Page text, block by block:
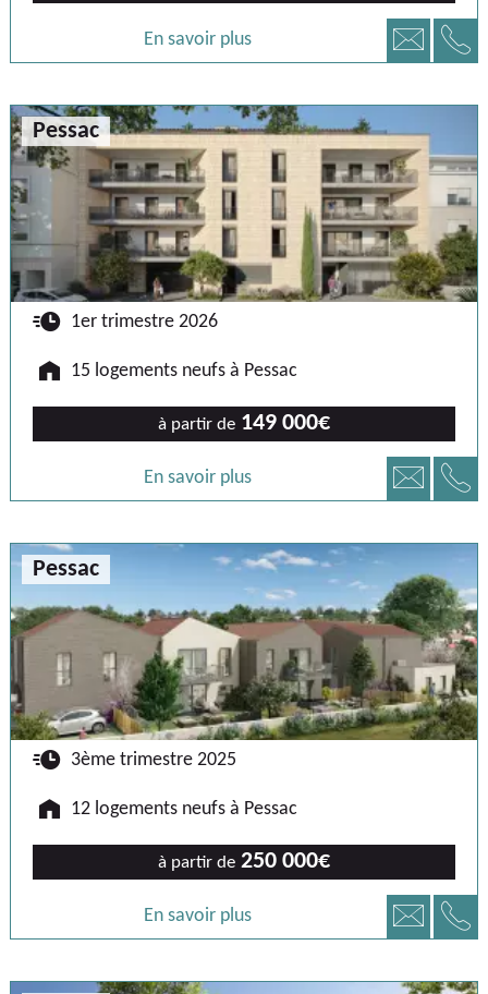
En savoir plus 📧 📞
Pessac
🕐 1er trimestre 2026
🏠 15 logements neufs à Pessac
à partir de 149 000€
En savoir plus 📧 📞
Pessac
🕐 3ème trimestre 2025
🏠 12 logements neufs à Pessac
à partir de 250 000€
En savoir plus 📧 📞